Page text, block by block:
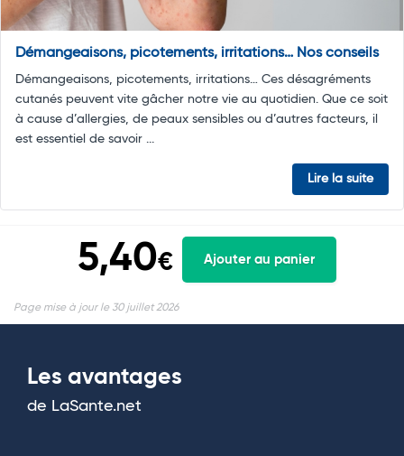
Démangeaisons, picotements, irritations… Nos conseils
Démangeaisons, picotements, irritations… Ces désagréments
cutanés peuvent vite gâcher notre vie au quotidien. Que ce soit
à cause d’allergies, de peaux sensibles ou d’autres facteurs, il
est essentiel de savoir ...
Lire la suite
5,40€ Ajouter au panier
Page mise à jour le 30 juillet 2026
Les avantages
de LaSante.net